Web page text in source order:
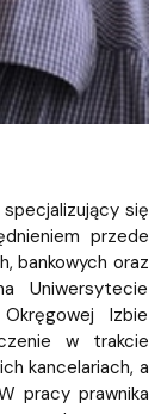
się
przede
bankowych oraz
Uniwersytecie
Izbie
w trakcie
kancelariach, a
pracy prawnika